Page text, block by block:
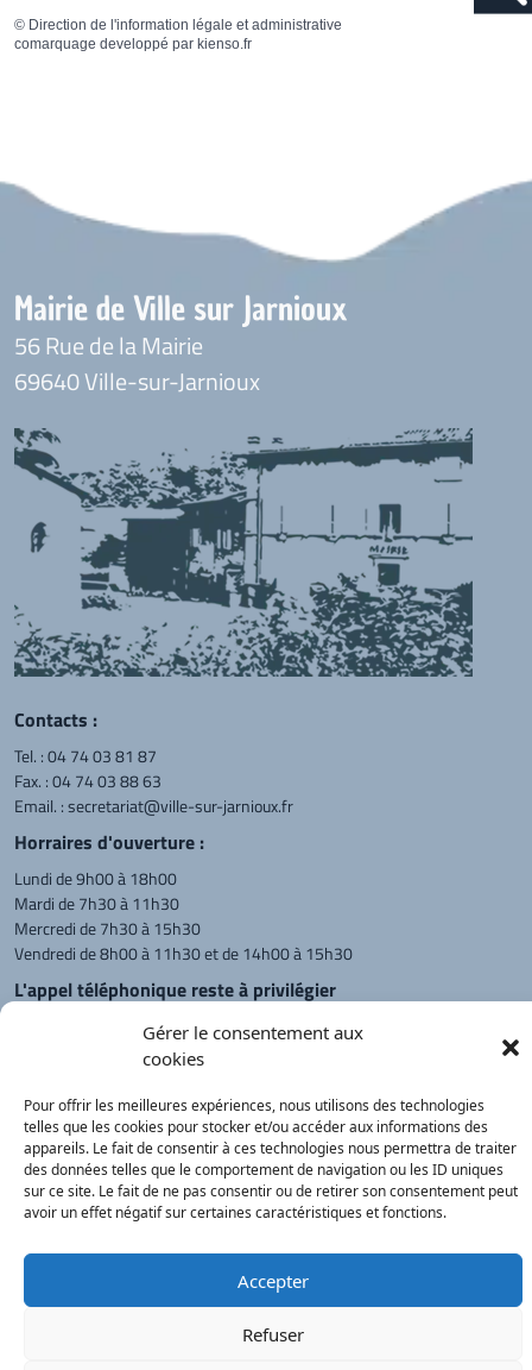
Gérer le consentement aux
cookies
Pour offrir les meilleures expériences, nous utilisons des technologies
telles que les cookies pour stocker et/ou accéder aux informations des
appareils. Le fait de consentir à ces technologies nous permettra de traiter
des données telles que le comportement de navigation ou les ID uniques
sur ce site. Le fait de ne pas consentir ou de retirer son consentement peut
avoir un effet négatif sur certaines caractéristiques et fonctions.
Accepter
Refuser
© Direction de l'information légale et administrative
comarquage developpé par kienso.fr
Mairie de Ville sur Jarnioux
56 Rue de la Mairie
69640 Ville-sur-Jarnioux
Contacts :
Tel. :04 74 03 81 87
Fax. : 04 74 03 88 63
Email. :secretariat@ville-sur-jarnioux.fr
Horraires d'ouverture :
Lundi de 9h00 à 18h00
Mardi de 7h30 à 11h30
Mercredi de 7h30 à 15h30
Vendredi de 8h00 à 11h30 et de 14h00 à 15h30
L'appel téléphonique reste à privilégier
Monsieur le Maire et les adjoints
reçoivent sur rendez-vous.
Retour à l'accueil Actualités PanneauPocket Recherche
Démarches
Contacts
Mentions
Plan du site